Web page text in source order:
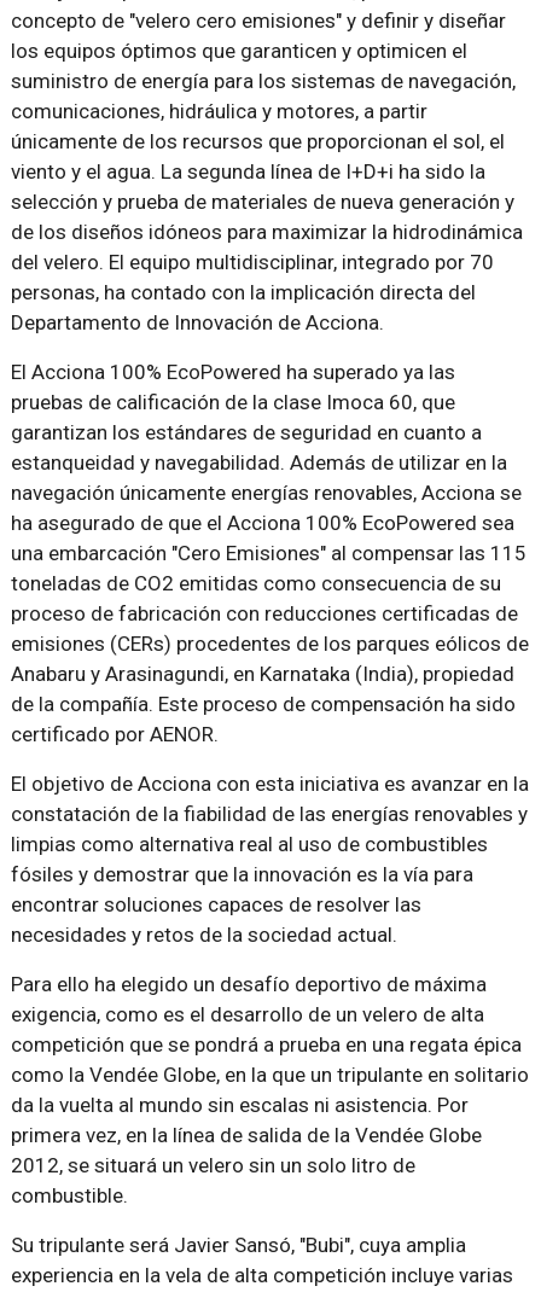
concepto de "velero cero emisiones" y definir y diseñar
los equipos óptimos que garanticen y optimicen el
suministro de energía para los sistemas de navegación,
comunicaciones, hidráulica y motores, a partir
únicamente de los recursos que proporcionan el sol, el
viento y el agua. La segunda línea de I+D+i ha sido la
selección y prueba de materiales de nueva generación y
de los diseños idóneos para maximizar la hidrodinámica
del velero. El equipo multidisciplinar, integrado por 70
personas, ha contado con la implicación directa del
Departamento de Innovación de Acciona.
El Acciona 100% EcoPowered ha superado ya las
pruebas de calificación de la clase Imoca 60, que
garantizan los estándares de seguridad en cuanto a
estanqueidad y navegabilidad. Además de utilizar en la
navegación únicamente energías renovables, Acciona se
ha asegurado de que el Acciona 100% EcoPowered sea
una embarcación "Cero Emisiones" al compensar las 115
toneladas de CO2 emitidas como consecuencia de su
proceso de fabricación con reducciones certificadas de
emisiones (CERs) procedentes de los parques eólicos de
Anabaru y Arasinagundi, en Karnataka (India), propiedad
de la compañía. Este proceso de compensación ha sido
certificado por AENOR.
El objetivo de Acciona con esta iniciativa es avanzar en la
constatación de la fiabilidad de las energías renovables y
limpias como alternativa real al uso de combustibles
fósiles y demostrar que la innovación es la vía para
encontrar soluciones capaces de resolver las
necesidades y retos de la sociedad actual.
Para ello ha elegido un desafío deportivo de máxima
exigencia, como es el desarrollo de un velero de alta
competición que se pondrá a prueba en una regata épica
como la Vendée Globe, en la que un tripulante en solitario
da la vuelta al mundo sin escalas ni asistencia. Por
primera vez, en la línea de salida de la Vendée Globe
2012, se situará un velero sin un solo litro de
combustible.
Su tripulante será Javier Sansó, "Bubi", cuya amplia
experiencia en la vela de alta competición incluye varias